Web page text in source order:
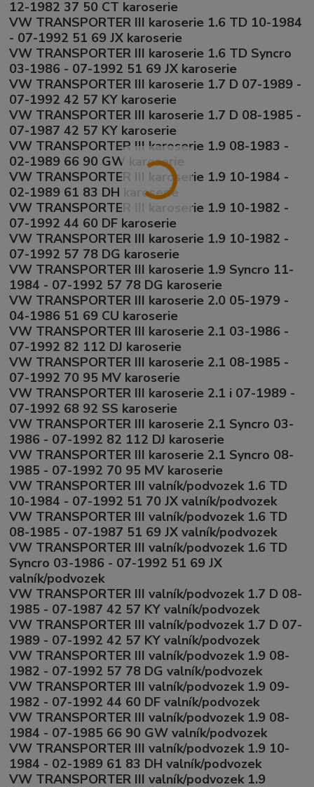
12-1982 37 50 CT karoserie
VW TRANSPORTER III karoserie 1.6 TD 10-1984
- 07-1992 51 69 JX karoserie
VW TRANSPORTER III karoserie 1.6 TD Syncro
03-1986 - 07-1992 51 69 JX karoserie
VW TRANSPORTER III karoserie 1.7 D 07-1989 -
07-1992 42 57 KY karoserie
VW TRANSPORTER III karoserie 1.7 D 08-1985 -
07-1987 42 57 KY karoserie
VW TRANSPORTER III karoserie 1.9 08-1983 -
02-1989 66 90 GW karoserie
VW TRANSPORTER III karoserie 1.9 10-1984 -
02-1989 61 83 DH karoserie
VW TRANSPORTER III karoserie 1.9 10-1982 -
07-1992 44 60 DF karoserie
VW TRANSPORTER III karoserie 1.9 10-1982 -
07-1992 57 78 DG karoserie
VW TRANSPORTER III karoserie 1.9 Syncro 11-
1984 - 07-1992 57 78 DG karoserie
VW TRANSPORTER III karoserie 2.0 05-1979 -
04-1986 51 69 CU karoserie
VW TRANSPORTER III karoserie 2.1 03-1986 -
07-1992 82 112 DJ karoserie
VW TRANSPORTER III karoserie 2.1 08-1985 -
07-1992 70 95 MV karoserie
VW TRANSPORTER III karoserie 2.1 i 07-1989 -
07-1992 68 92 SS karoserie
VW TRANSPORTER III karoserie 2.1 Syncro 03-
1986 - 07-1992 82 112 DJ karoserie
VW TRANSPORTER III karoserie 2.1 Syncro 08-
1985 - 07-1992 70 95 MV karoserie
VW TRANSPORTER III valník/podvozek 1.6 TD
10-1984 - 07-1992 51 70 JX valník/podvozek
VW TRANSPORTER III valník/podvozek 1.6 TD
08-1985 - 07-1987 51 69 JX valník/podvozek
VW TRANSPORTER III valník/podvozek 1.6 TD
Syncro 03-1986 - 07-1992 51 69 JX
valník/podvozek
VW TRANSPORTER III valník/podvozek 1.7 D 08-
1985 - 07-1987 42 57 KY valník/podvozek
VW TRANSPORTER III valník/podvozek 1.7 D 07-
1989 - 07-1992 42 57 KY valník/podvozek
VW TRANSPORTER III valník/podvozek 1.9 08-
1982 - 07-1992 57 78 DG valník/podvozek
VW TRANSPORTER III valník/podvozek 1.9 09-
1982 - 07-1992 44 60 DF valník/podvozek
VW TRANSPORTER III valník/podvozek 1.9 08-
1984 - 07-1985 66 90 GW valník/podvozek
VW TRANSPORTER III valník/podvozek 1.9 10-
1984 - 02-1989 61 83 DH valník/podvozek
VW TRANSPORTER III valník/podvozek 1.9